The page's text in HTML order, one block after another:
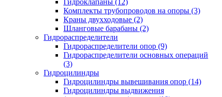
Комплекты трубопроводов на опоры (3)
Краны двухходовые (2)
Шланговые барабаны (2)
Гидрораспределители
Гидрораспределители опор (9)
Гидрораспределители основных операций
(3)
Гидроцилиндры
Гидроцилиндры вывешивания опор (14)
Гидроцилиндры выдвижения